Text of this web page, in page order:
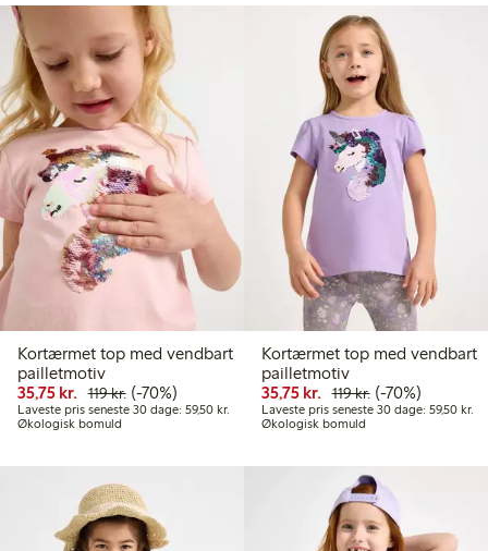
Kortærmet top med vendbart
pailletmotiv
35,75 kr. Nedsat pris: 35,75 kr.
119 kr.Normalpris: 119,00 kr.
70 % rabat
(-70%)
Laveste pris seneste 30 dage: 59,50 kr. Laveste pris seneste 30 dage: 59,50 kr.
Økologisk bomuld
Kortærmet top med vendbart
pailletmotiv
35,75 kr. Nedsat pris: 35,75 kr.
119 kr.Normalpris:
70 % rabat
(-70%)
Laveste pris seneste 30 dage: 59,50 kr.
Økologisk bomuld